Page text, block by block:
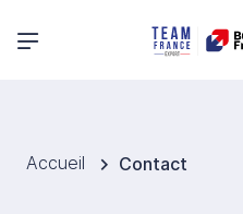
Menu principal
Accueil Contact